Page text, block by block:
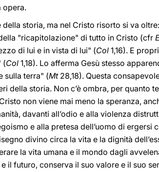
opera.
storia, ma nel Cristo risorto si va
"ricapitolazione" di tutto in Cristo (cfr
di lui e in vista di lui" (Col 1,16). E
(Col 1,18). Lo afferma Gesù stesso
sulla terra" (Mt28,18). Questa
della storia. Non c’è ombra, per quanto
non viene mai meno la speranza,
davanti all’odio e alla violenza
e alla pretesa dell’uomo di ergersi
divino circa la vita e la dignità
la vita umana e il mondo dagli
il futuro, conserva il suo valore e il suo